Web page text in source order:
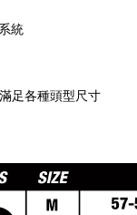
統
足各種頭型尺寸